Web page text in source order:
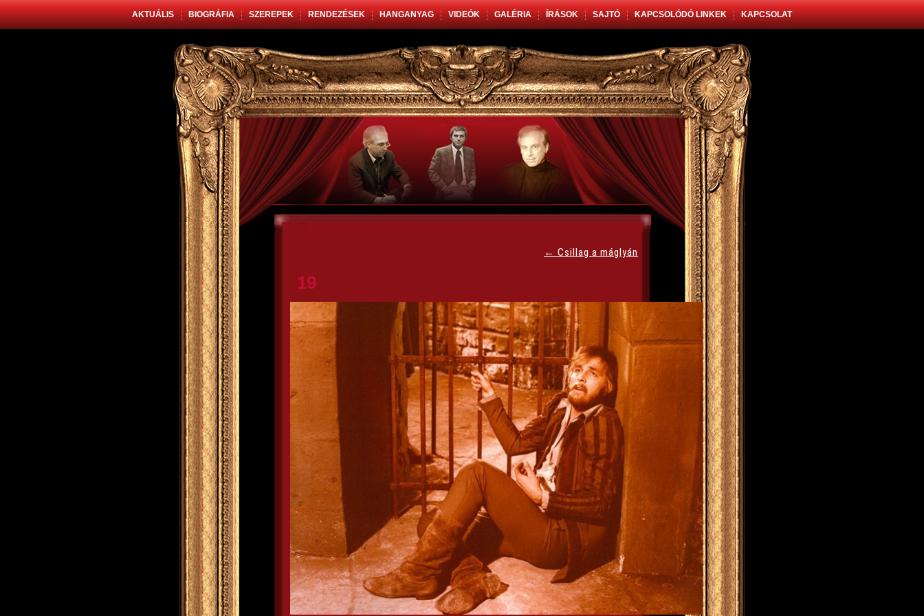
AKTUÁLIS BIOGRÁFIA SZEREPEK RENDEZÉSEK HANGANYAG VIDEÓK GALÉRIA ÍRÁSOK SAJTÓ KAPCSOLÓDÓ LINKEK KAPCSOLAT
← Csillag a máglyán
19